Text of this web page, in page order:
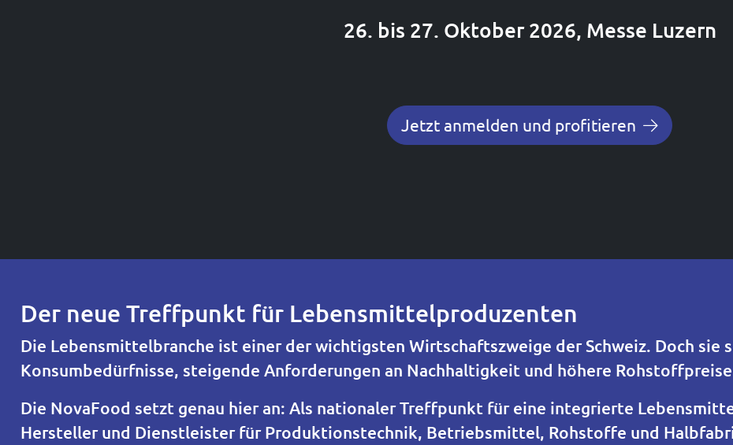
26. bis 27. Oktober 2026, Messe Luzern
Jetzt anmelden und profitieren
Der neue Treffpunkt für Lebensmittelproduzenten
Die Lebensmittelbranche ist einer der wichtigsten Wirtschaftszweige der Schweiz. Doch sie
Konsumbedürfnisse, steigende Anforderungen an Nachhaltigkeit und höhere
Die NovaFood setzt genau hier an: Als nationaler Treffpunkt für eine integrierte
Hersteller und Dienstleister für Produktionstechnik, Betriebsmittel, Rohstoffe und